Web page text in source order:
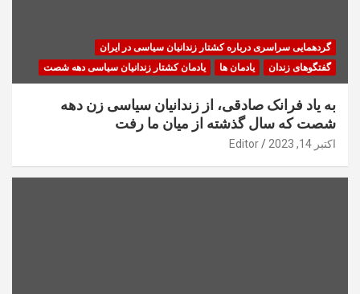
گردهمایی سراسری درباره کشتار زندانیان سیاسی در ایران
گفتگوهای زندان
یادمان ها یادمان کشتار زندانیان سیاسی دهه شصت
به یاد فرانک صادقی، از زندانیان سیاسی زن دهه
شصت که سال گذشته از میان ما رفت
اکتبر 14, 2023 Editor